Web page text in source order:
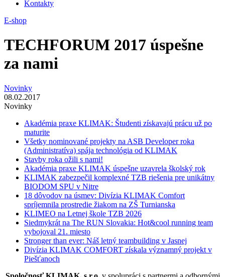
Kontakty
E-shop
TECHFORUM 2017 úspešne
za nami
Novinky
08.02.2017
Novinky
Akadémia praxe KLIMAK: Študenti získavajú prácu už po
maturite
Všetky nominované projekty na ASB Developer roka
(Administratíva) spája technológia od KLIMAK
Stavby roka ožili s nami!
Akadémia praxe KLIMAK úspešne uzavrela školský rok
KLIMAK zabezpečil komplexné TZB riešenia pre unikátny
BIODOM SPU v Nitre
18 dôvodov na úsmev: Divízia KLIMAK Comfort
spríjemnila prostredie žiakom na ZŠ Turnianska
KLIMEO na Letnej škole TZB 2026
Siedmykrát na The RUN Slovakia: Hot&cool running team
vybojoval 21. miesto
Stronger than ever: Náš letný teambuilding v Jasnej
Divízia KLIMAK COMFORT získala významný projekt v
Piešťanoch